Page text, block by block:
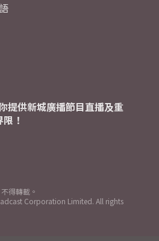
提供新城廣播節目直播及重
！
得轉載。
Corporation Limited. All rights